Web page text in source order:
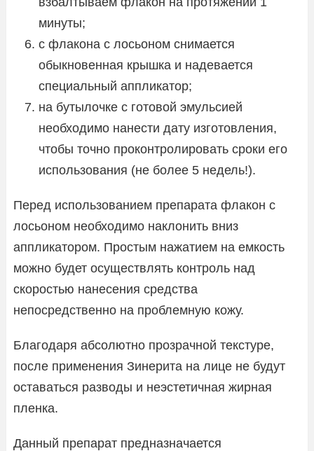
минуты;
с флакона с лосьоном снимается
обыкновенная крышка и надевается
специальный аппликатор;
на бутылочке с готовой эмульсией
необходимо нанести дату изготовления,
чтобы точно проконтролировать сроки его
использования (не более 5 недель!).
Перед использованием препарата флакон с
лосьоном необходимо наклонить вниз
аппликатором. Простым нажатием на емкость
можно будет осуществлять контроль над
скоростью нанесения средства
непосредственно на проблемную кожу.
Благодаря абсолютно прозрачной текстуре,
после применения Зинерита на лице не будут
оставаться разводы и неэстетичная жирная
пленка.
Данный препарат предназначается